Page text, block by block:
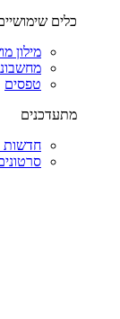
כלים
מילון
טפסים
מתעדכנים
חדשות